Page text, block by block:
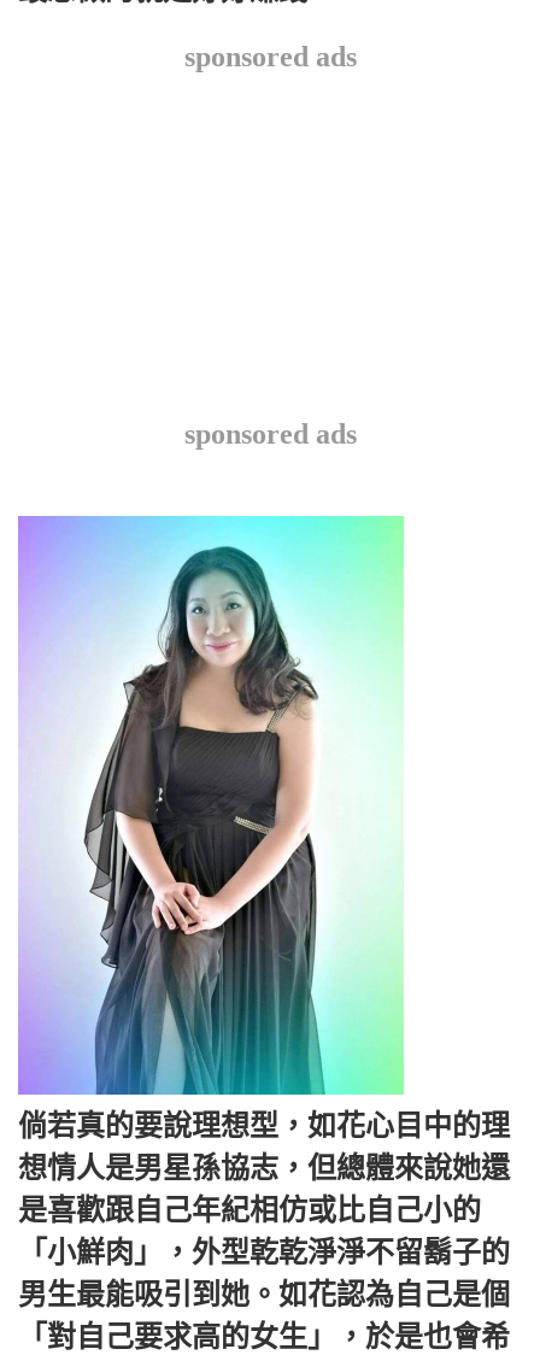
sponsored ads
sponsored ads
倘若真的要說理想型，如花心目中的理
想情人是男星孫協志，但總體來說她還
是喜歡跟自己年紀相仿或比自己小的
「小鮮肉」，外型乾乾淨淨不留鬍子的
男生最能吸引到她。如花認為自己是個
「對自己要求高的女生」，於是也會希